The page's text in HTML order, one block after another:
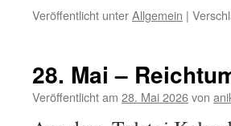
Veröffentlicht unterAllgemein |
28. Mai –
Veröffentlicht am 28. Mai 2026von